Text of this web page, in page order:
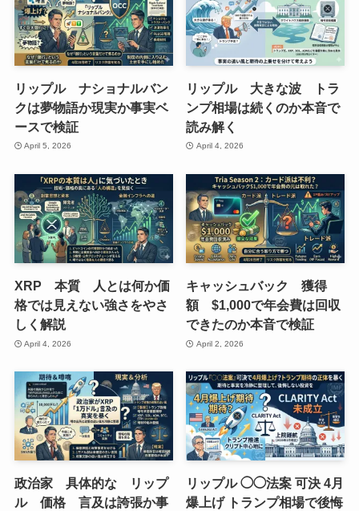
リップル ナショナルバン
クは夢物語か現実か事実ベ
ースで検証
April 5, 2026
リップル 大きな波 トラ
ンプ相場は続くのか本音で
読み解く
April 4, 2026
XRP 本質 人とは何か価
格では見えない強さをやさ
しく解説
April 4, 2026
キャッシュバック 獲得
額 $1,000で年会費は回収
できたのか本音で検証
April 2, 2026
政治家 具体的な リップ
ル 価格 言及は誇張か事
リップル ◯◯法案 可決 4月
爆上げ トランプ相場で後悔